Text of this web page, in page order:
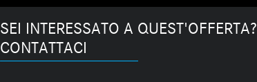
SEI INTERESSATO A QUEST'OFFERTA?
CONTATTACI